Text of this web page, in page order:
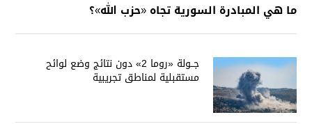
ما هي المبادرة السورية تجاه «حزب الله»؟
جــولة «روما 2» دون نتائج وضع لوائح
مستقبلية لمناطق تجريبية